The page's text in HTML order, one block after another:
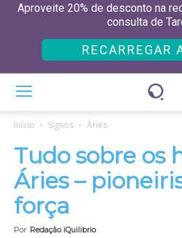
Início Signos Áries
Tudo sobre os
Áries –
força
Por Redação iQuilibrio
Aproveite 20% de desconto na
consulta de
RECARREGAR